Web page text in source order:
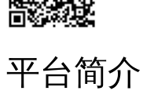
平台简介